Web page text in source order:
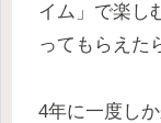
イム」で楽し
ってもらえた
4年に一度し